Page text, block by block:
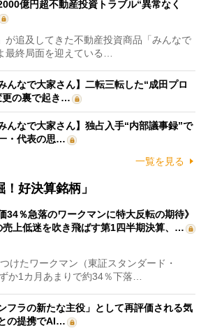
億円超不動産投資トラブル“異常なく
追及してきた不動産投資商品「みんなで
最終局面を迎えている…
んなで大家さん】二転三転した“成田プロ
更の裏で起き…
んなで大家さん】独占入手“内部議事録”で
・代表の思…
一覧を見る
好決算銘柄」
34％急落のワークマンに特大反転の期待》
売上低迷を吹き飛ばす第1四半期決算、…
けたワークマン（東証スタンダード・
か1カ月あまりで約34％下落…
フラの新たな主役」として再評価される気
の提携でAI…